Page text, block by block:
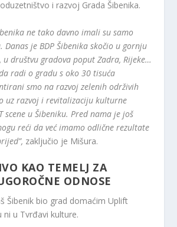
i razvoj Grada Šibenika.
ne tako davno imali su samo
Danas je BDP Šibenika skočio u gornju
u društvu gradova poput Zadra, Rijeke…
radi o gradu s oko 30 tisuća
smo na razvoj zelenih održivih
uz razvoj i revitalizaciju kulturne
scene u Šibeniku. Pred nama je još
reći da već imamo odlične rezultate
zaključio je Mišura.
KAO TEMELJ ZA
ODNOSE
Šibenik bio grad domaćim Uplift
ni u Tvrđavi kulture.